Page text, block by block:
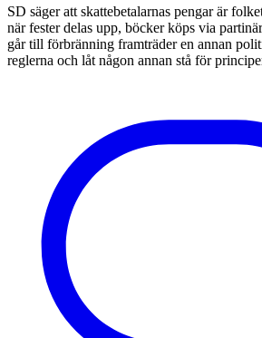
SD säger att skattebetalarnas pengar är
när fester delas upp, böcker köps via
går till förbränning framträder en annan
reglerna och låt någon annan stå för